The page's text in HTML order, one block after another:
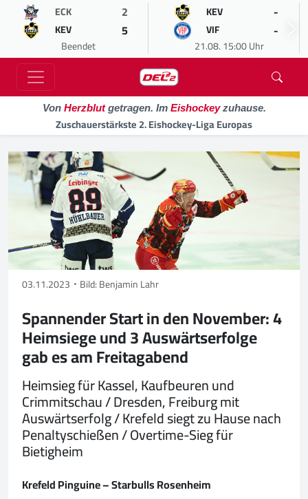
ECK 2
KEV 5
Beendet
KEV -
VIF -
21.08. 15:00 Uhr
Von Herzblutgetragen. Im Eishockeyzuhause.
Zuschauerstärkste 2. Eishockey-Liga Europas
03.11.2023 Bild: Benjamin Lahr
Spannender Start in den November: 4
Heimsiege und 3 Auswärtserfolge
gab es am Freitagabend
Heimsieg für Kassel, Kaufbeuren und
Crimmitschau / Dresden, Freiburg mit
Auswärtserfolg / Krefeld siegt zu Hause nach
Penaltyschießen / Overtime-Sieg für
Bietigheim
Krefeld Pinguine – Starbulls Rosenheim